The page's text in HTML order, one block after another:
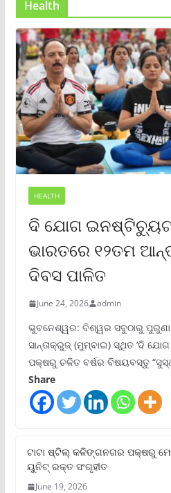
Health
HEALTH
ଦି ଯୋଗ
ଭାରତରେ ୧୨ତମ
ଦିବସ ପାଳିତ
June 24, 2026 admin
ଭୁବନେଶ୍ୱର: ବିଶ୍ୱର ସବୁଠାରୁ
ସାନ୍ତାକ୍ରୁଜ୍ (ମୁମ୍ବାଇ) ସ୍ଥିତ ‘ଦି
ପକ୍ଷରୁ ଚଳିତ ବର୍ଷର ବିଷୟବସ୍ତୁ
Share
ଟାଟା ଷ୍ଟିଲ୍‌ କଳିଙ୍ଗନଗର ପକ୍ଷରୁ
ୟୁନିଟ୍‌ ରକ୍ତ ସଂଗୃହୀତ
June 19, 2026